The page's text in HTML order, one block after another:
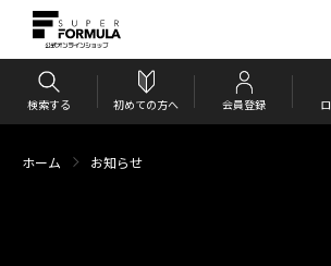
検索する 初めての方へ 会員登録
ホーム お知らせ